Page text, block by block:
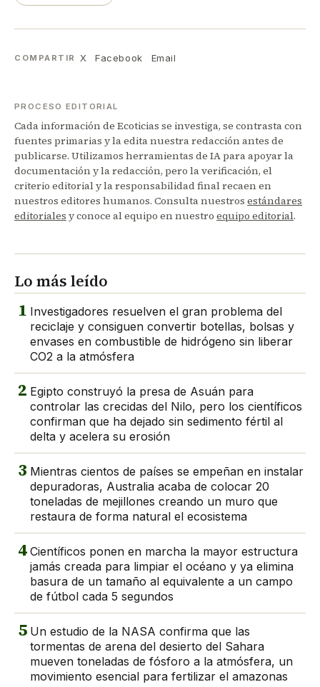
COMPARTIR X Facebook Email
PROCESO EDITORIAL
Cada información de Ecoticias se investiga, se contrasta con
fuentes primarias y la edita nuestra redacción antes de
publicarse. Utilizamos herramientas de IA para apoyar la
documentación y la redacción, pero la verificación, el
criterio editorial y la responsabilidad final recaen en
nuestros editores humanos. Consulta nuestros estándares
editoriales y conoce al equipo en nuestro equipo editorial.
Lo más leído
1 Investigadores resuelven el gran problema del
reciclaje y consiguen convertir botellas, bolsas y
envases en combustible de hidrógeno sin liberar
CO2 a la atmósfera
2 Egipto construyó la presa de Asuán para
controlar las crecidas del Nilo, pero los científicos
confirman que ha dejado sin sedimento fértil al
delta y acelera su erosión
3 Mientras cientos de países se empeñan en instalar
depuradoras, Australia acaba de colocar 20
toneladas de mejillones creando un muro que
restaura de forma natural el ecosistema
4 Científicos ponen en marcha la mayor estructura
jamás creada para limpiar el océano y ya elimina
basura de un tamaño al equivalente a un campo
de fútbol cada 5 segundos
5 Un estudio de la NASA confirma que las
tormentas de arena del desierto del Sahara
mueven toneladas de fósforo a la atmósfera, un
movimiento esencial para fertilizar el amazonas